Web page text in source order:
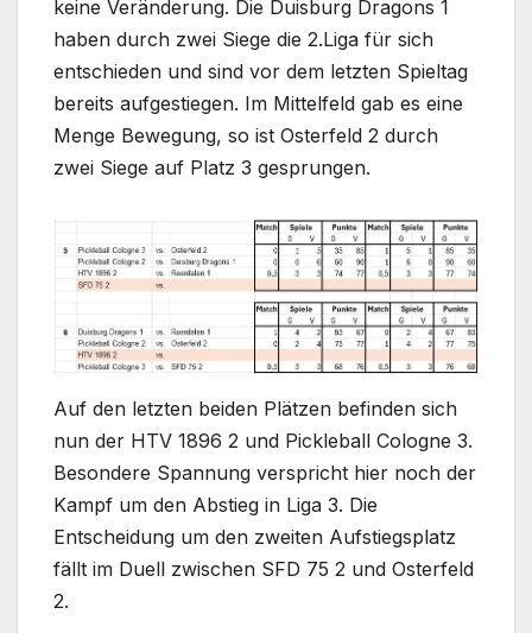
keine Veränderung. Die Duisburg Dragons 1
haben durch zwei Siege die 2.Liga für sich
entschieden und sind vor dem letzten Spieltag
bereits aufgestiegen. Im Mittelfeld gab es eine
Menge Bewegung, so ist Osterfeld 2 durch
zwei Siege auf Platz 3 gesprungen.
Auf den letzten beiden Plätzen befinden sich
nun der HTV 1896 2 und Pickleball Cologne 3.
Besondere Spannung verspricht hier noch der
Kampf um den Abstieg in Liga 3. Die
Entscheidung um den zweiten Aufstiegsplatz
fällt im Duell zwischen SFD 75 2 und Osterfeld
2.